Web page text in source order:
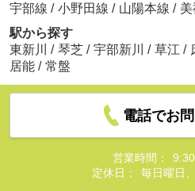
宇部線 / 小野田線 / 山陽本線 /
駅から探す
東新川
/ 琴芝 / 宇部新川 / 草江 /
居能 / 常盤
電話でお
営業時間：
定休日：
毎日曜日